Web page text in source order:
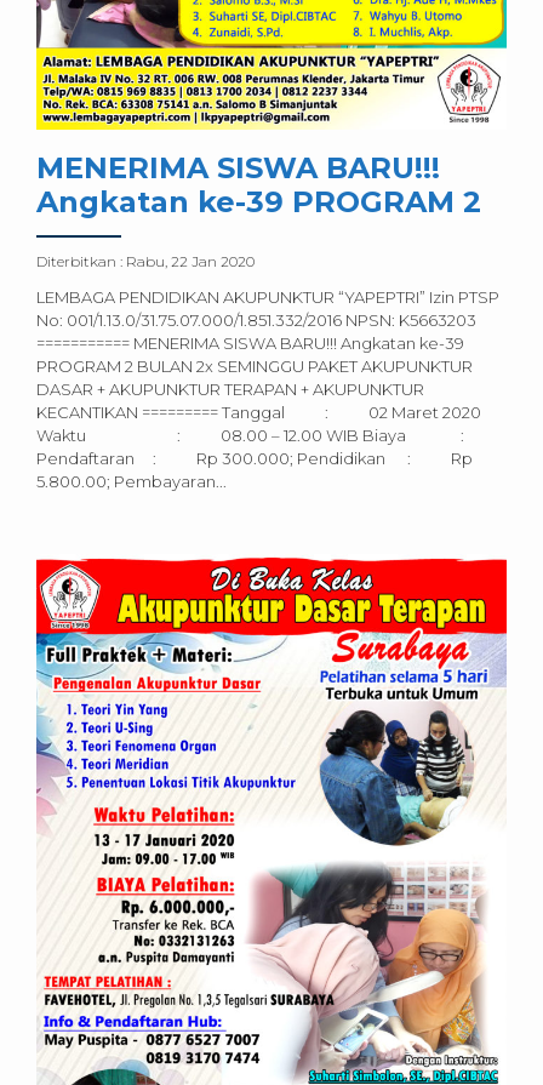
MENERIMA SISWA BARU!!!
Angkatan ke-39 PROGRAM 2
Diterbitkan : Rabu, 22 Jan 2020
LEMBAGA PENDIDIKAN AKUPUNKTUR “YAPEPTRI” Izin PTSP
No: 001/1.13.0/31.75.07.000/1.851.332/2016 NPSN: K5663203
=========== MENERIMA SISWA BARU!!! Angkatan ke-39
PROGRAM 2 BULAN 2x SEMINGGU PAKET AKUPUNKTUR
DASAR + AKUPUNKTUR TERAPAN + AKUPUNKTUR
KECANTIKAN ========= Tanggal : 02 Maret 2020
Waktu : 08.00 – 12.00 WIB Biaya :
Pendaftaran : Rp 300.000; Pendidikan : Rp
5.800.00; Pembayaran...